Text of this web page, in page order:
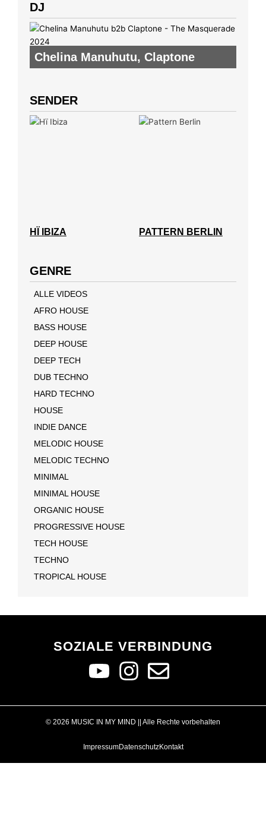
DJ
Chelina Manuhutu, Claptone
SENDER
HÏ IBIZA PATTERN BERLIN
GENRE
ALLE VIDEOS
AFRO HOUSE
BASS HOUSE
DEEP HOUSE
DEEP TECH
DUB TECHNO
HARD TECHNO
HOUSE
INDIE DANCE
MELODIC HOUSE
MELODIC TECHNO
MINIMAL
MINIMAL HOUSE
ORGANIC HOUSE
PROGRESSIVE HOUSE
TECH HOUSE
TECHNO
TROPICAL HOUSE
SOZIALE VERBINDUNG
© 2026 MUSIC IN MY MIND || Alle Rechte vorbehalten
ImpressumDatenschutzKontakt